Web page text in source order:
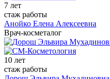
7 лет
стаж работы
Анойко Елена Алексеевна
Врач-косметалог
10 лет
стаж работы